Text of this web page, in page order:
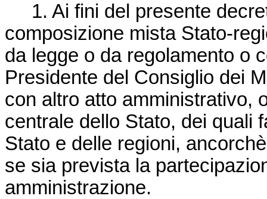
1. Ai fini del presente
composizione mista Stato-
da legge o da regolamento o
Presidente del Consiglio dei
con altro atto amministrativo,
centrale dello Stato, dei quali
Stato e delle regioni,
se sia prevista la
amministrazione.